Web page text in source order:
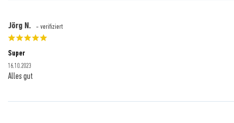
Jörg N. - verifiziert
Super
16.10.2023
Alles gut